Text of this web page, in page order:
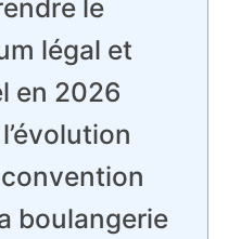
le
légal et
en 2026
boulangerie